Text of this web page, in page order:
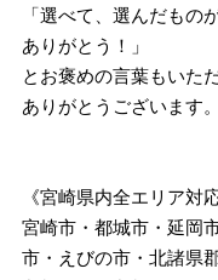
「選べて、選んだもの
ありがとう！」
とお褒めの言葉もいた
ありがとうございます。
《宮崎県内全エリア対
宮崎市・都城市・延岡
市・えびの市・北諸県